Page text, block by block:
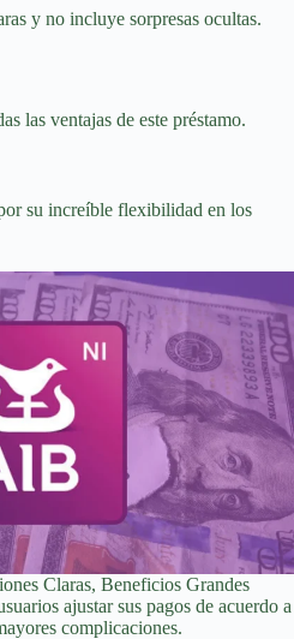
y no incluye sorpresas ocultas.
las ventajas de este préstamo.
su increíble flexibilidad en los
Claras, Beneficios Grandes
ajustar sus pagos de acuerdo a
complicaciones.